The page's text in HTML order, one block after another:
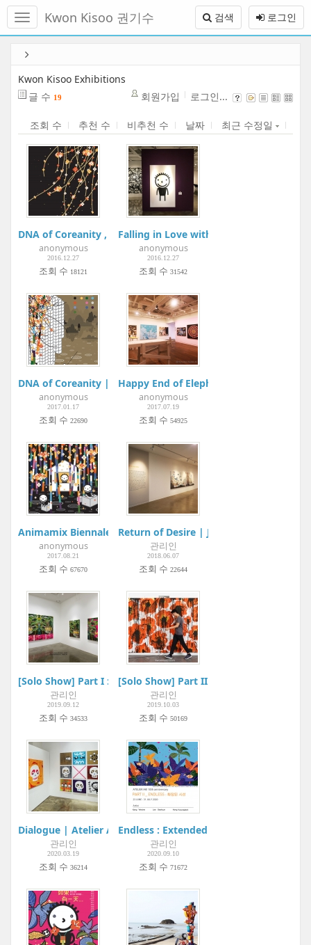
메
토
로그인
검색
Kwon Kisoo 권기수
Kwon Kisoo Exhibitions
글 수 19 회원가입 로그인...
조회 수 추천 수 비추천 수 날짜 최근 수정일
DNA of Coreanity , Tehran Milad Tower Gallery, Tehran
anonymous
2016.12.27
조회 수 18121
Falling in Love with women's Portraits
anonymous
2016.12.27
조회 수 31542
DNA of Coreanity | Wooyang Museum of Contemporary Art
anonymous
2017.01.17
조회 수 22690
Happy End of Elephant Factory l Kyobo
anonymous
2017.07.19
조회 수 54925
Animamix Biennale 2017: Myth & Science | Art:1 New
anonymous
2017.08.21
조회 수 67670
Return of Desire | Jungnang Art Center
관리인
2018.06.07
조회 수 22644
[Solo Show] Part I : 파초(芭蕉) Plantain_ Permanent Blue |
관리인
2019.09.12
조회 수 34533
[Solo Show] Part II : 드로잉 Drawing |
관리인
2019.10.03
조회 수 50169
Dialogue | Atelier Aki
관리인
2020.03.19
조회 수 36214
Endless : Extended sight | Atelier Aki
관리인
2020.09.10
조회 수 71672